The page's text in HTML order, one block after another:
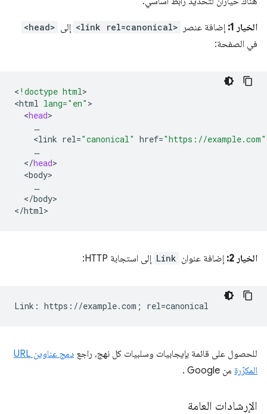
الخيار 1: إضافة عنصر <link rel=canonical> إلى <head>
في الصفحة:
< !doctype html>
<html lang="en"
<head
<link rel="canonical" href="https://example.com"
</head
<body
</body>
</html
الخيار 2: إضافة عنوان Link إلى استجابة HTTP:
للحصول على قائمة بإيجابيات وسلبيات كل نهج، راجع
دمج عناوين URL
المكرّرة من Google .
الإرشادات العامة